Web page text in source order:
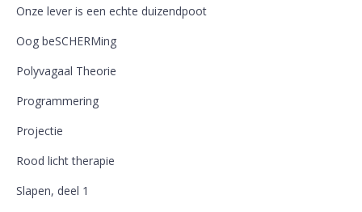
Onze lever is een echte duizendpoot
Oog beSCHERMing
Polyvagaal Theorie
Programmering
Projectie
Rood licht therapie
Slapen, deel 1